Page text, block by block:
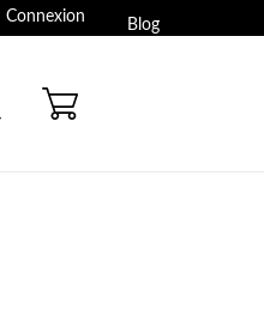
Connexion Blog